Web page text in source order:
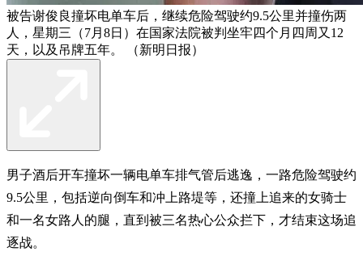
被告谢俊良撞坏电单车后，继续危险驾驶约9.5公里并撞伤两
人，星期三（7月8日）在国家法院被判坐牢四个月四周又12
天，以及吊牌五年。 （新明日报）
男子酒后开车撞坏一辆电单车排气管后逃逸，一路危险驾驶约
9.5公里，包括逆向倒车和冲上路堤等，还撞上追来的女骑士
和一名女路人的腿，直到被三名热心公众拦下，才结束这场追
逐战。